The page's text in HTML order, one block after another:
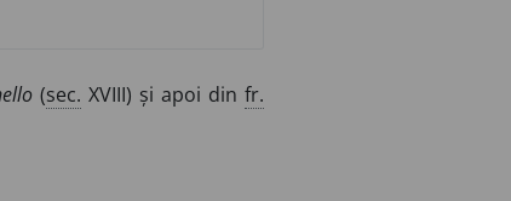
(sec. XVIII) și apoi dinfr.